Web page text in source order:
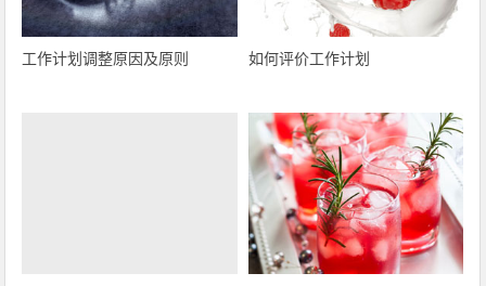
工作计划调整原因及原则 如何评价工作计划